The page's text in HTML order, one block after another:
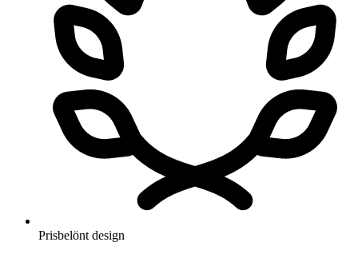
Prisbelönt design